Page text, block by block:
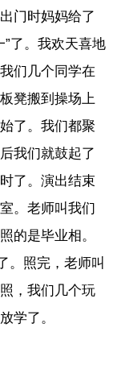
门时妈妈给了
”了。我欢天喜地
们几个同学在
凳搬到操场上
了。我们都聚
我们就鼓起了
了。演出结束
。老师叫我们
的是毕业相。
。照完，老师叫
，我们几个玩
学了。